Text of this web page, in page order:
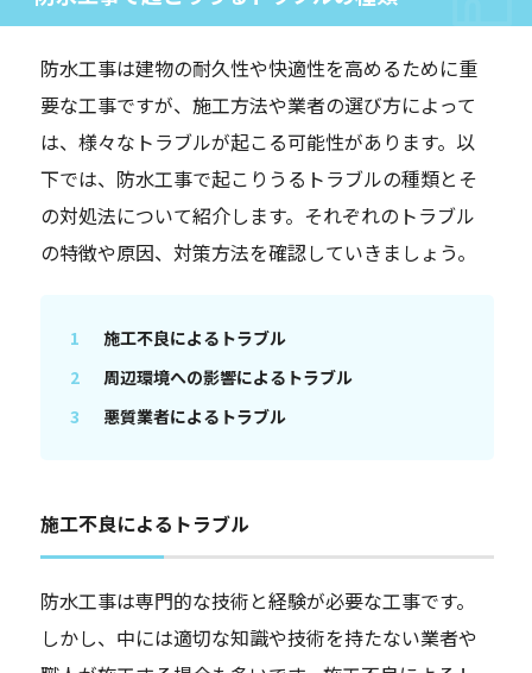
防水工事は建物の耐久性や快適性を高めるために重
要な工事ですが、施工方法や業者の選び方によって
は、様々なトラブルが起こる可能性があります。以
下では、防水工事で起こりうるトラブルの種類とそ
の対処法について紹介します。それぞれのトラブル
の特徴や原因、対策方法を確認していきましょう。
施工不良によるトラブル
周辺環境への影響によるトラブル
悪質業者によるトラブル
施工不良によるトラブル
防水工事は専門的な技術と経験が必要な工事です。
しかし、中には適切な知識や技術を持たない業者や